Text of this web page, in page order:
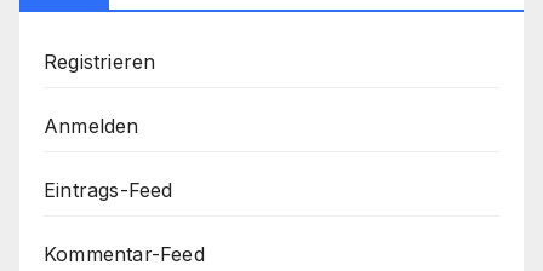
Registrieren
Anmelden
Eintrags-Feed
Kommentar-Feed